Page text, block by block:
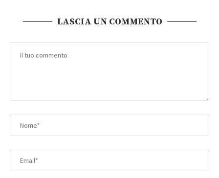
LASCIA UN COMMENTO